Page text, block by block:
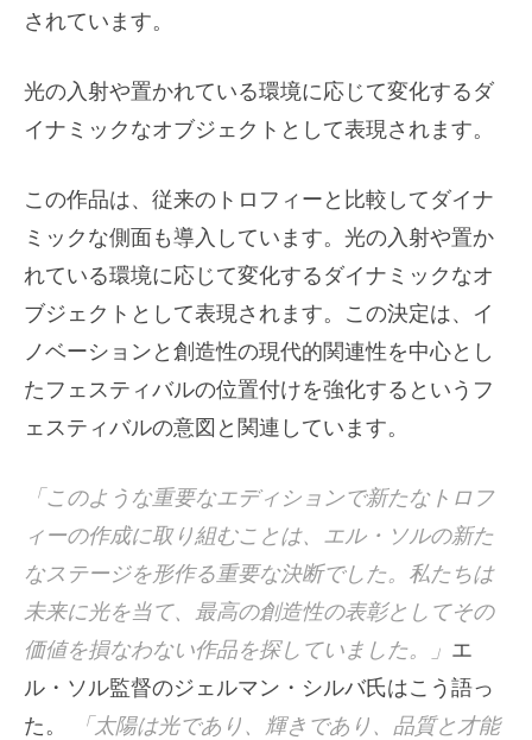
されています。
光の入射や置かれている環境に応じて変化するダ
イナミックなオブジェクトとして表現されます。
この作品は、従来のトロフィーと比較してダイナ
ミックな側面も導入しています。光の入射や置か
れている環境に応じて変化するダイナミックなオ
ブジェクトとして表現されます。この決定は、イ
ノベーションと創造性の現代的関連性を中心とし
たフェスティバルの位置付けを強化するというフ
ェスティバルの意図と関連しています。
「このような重要なエディションで新たなトロフ
ィーの作成に取り組むことは、エル・ソルの新た
なステージを形作る重要な決断でした。私たちは
未来に光を当て、最高の創造性の表彰としてその
価値を損なわない作品を探していました。」 エ
ル・ソル監督のジェルマン・シルバ氏はこう語っ
た。
「太陽は光であり、輝きであり、品質と才能